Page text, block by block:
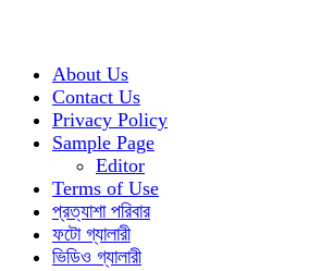
About Us
Contact Us
Privacy Policy
Sample Page
Editor
Terms of Use
প্রত্যাশা পরিবার
ফটো গ্যালারী
ভিডিও গ্যালারী